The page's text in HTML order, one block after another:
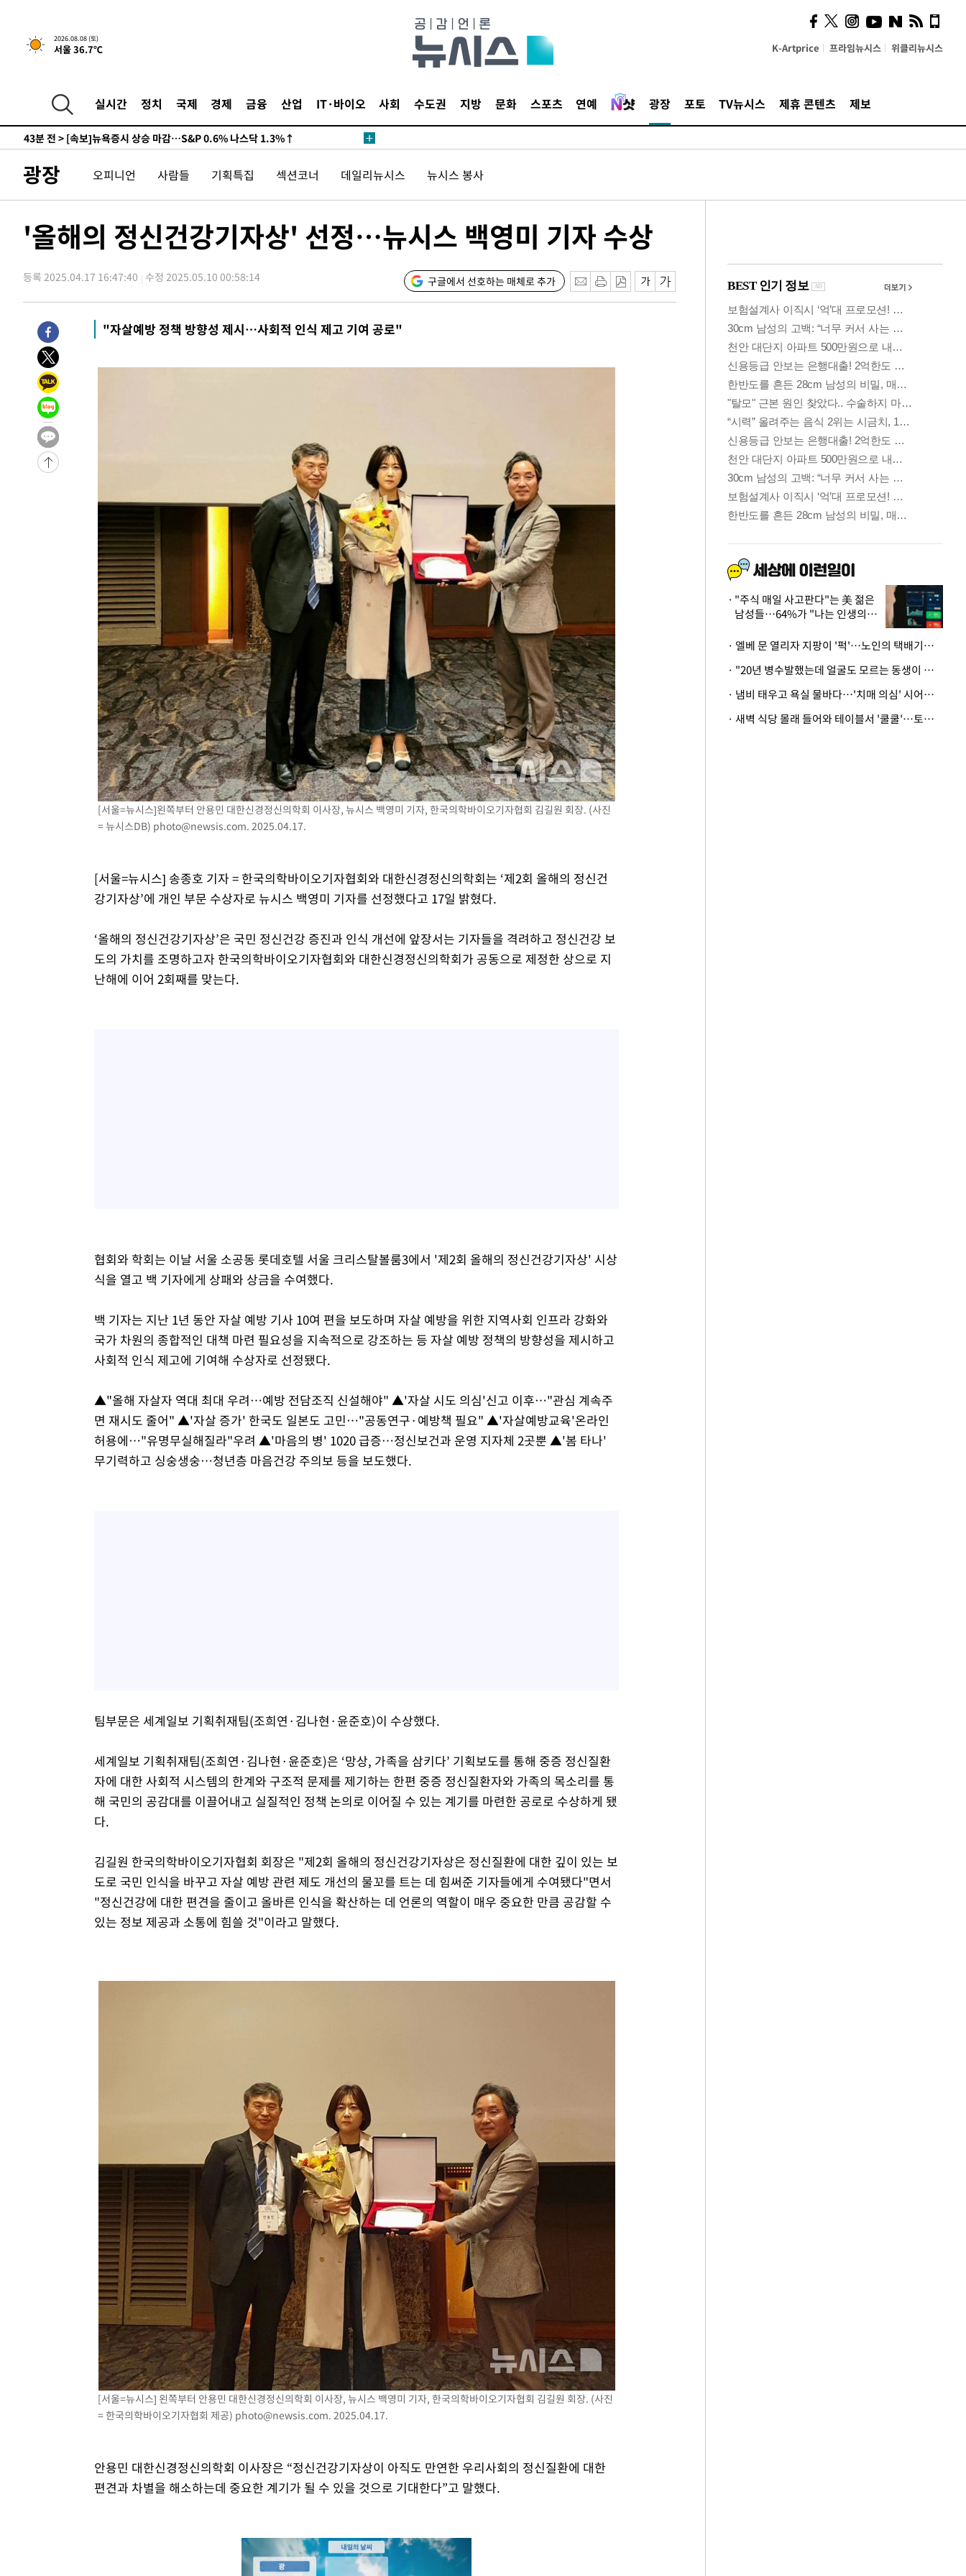
2026.08.08 (토)
서울 36.7℃ K-Artprice 프라임뉴시스 위클리뉴시스
실시간 정치 국제 경제 금융 산업 IT·바이오 사회 수도권 지방 문화 스포츠 연예 광장 포토 TV뉴시스 제휴 콘텐츠 제보
-23881초 전 >여수 오동도 해상서 모터보트 전복…1명 사망·1명 실종
-20108초 전 >극한폭염 한풀 꺾이지만…'낮 최고 35도' 무더위, 열대야 계속[다음
-15643초 전 >
[속보]'압수수색·성접대 논란' 축구협회 "실망과 걱정 안겨드려 죄
-4264초 전 >
43분 전 > [속보]뉴욕증시 상승 마감…S&P 0.6% 나스닥 1.3%↑
-26991초 전 >
선재도서 해루질 나섰다 실종 60대, 닷새 만에 숨진 채 발견
-24525초 전 >남자 농구, 나고야 아시안게임서 '홈팀' 일본과 한일전
-20128초 전 >극한폭염 한풀 꺾이지만…'낮 최고 35도' 무더위, 열대야 계속[다음
-15663초 전 >[속보]'압수수색·성접대 논란' 축구협회 "실망과 걱정 안겨드려 죄
-4284초 전 >'최고 37도' 폭염 지속…강원동해안 최대 150㎜ 비
43분 전 >
[속보]뉴욕증시 상승 마감…S&P 0.6% 나스닥 1.3%↑
광장 오피니언 사람들 기획특집 섹션코너 데일리뉴시스 뉴시스 봉사
'올해의 정신건강기자상' 선정…뉴시스 백영미 기자 수상
등록 2025.04.17 16:47:40 수정 2025.05.10 00:58:14 구글에서 선호하는 매체로 추가
"자살예방 정책 방향성 제시…사회적 인식 제고 기여 공로"
[서울=뉴시스]왼쪽부터 안용민 대한신경정신의학회 이사장, 뉴시스 백영미 기자, 한국의학바이오기자협회 김길원 회장. (사진
= 뉴시스DB) photo@newsis.com. 2025.04.17.
[서울=뉴시스] 송종호 기자 = 한국의학바이오기자협회와 대한신경정신의학회는 ‘제2회 올해의 정신건
강기자상’에 개인 부문 수상자로 뉴시스 백영미 기자를 선정했다고 17일 밝혔다.
‘올해의 정신건강기자상’은 국민 정신건강 증진과 인식 개선에 앞장서는 기자들을 격려하고 정신건강 보
도의 가치를 조명하고자 한국의학바이오기자협회와 대한신경정신의학회가 공동으로 제정한 상으로 지
난해에 이어 2회째를 맞는다.
협회와 학회는 이날 서울 소공동 롯데호텔 서울 크리스탈볼룸3에서 '제2회 올해의 정신건강기자상' 시상
식을 열고 백 기자에게 상패와 상금을 수여했다.
백 기자는 지난 1년 동안 자살 예방 기사 10여 편을 보도하며 자살 예방을 위한 지역사회 인프라 강화와
국가 차원의 종합적인 대책 마련 필요성을 지속적으로 강조하는 등 자살 예방 정책의 방향성을 제시하고
사회적 인식 제고에 기여해 수상자로 선정됐다.
▲"올해 자살자 역대 최대 우려…예방 전담조직 신설해야" ▲'자살 시도 의심'신고 이후…"관심 계속주
면 재시도 줄어" ▲'자살 증가' 한국도 일본도 고민…"공동연구·예방책 필요" ▲'자살예방교육'온라인
허용에…"유명무실해질라"우려 ▲'마음의 병' 1020 급증…정신보건과 운영 지자체 2곳뿐 ▲'봄 타나'
무기력하고 싱숭생숭…청년층 마음건강 주의보 등을 보도했다.
팀부문은 세계일보 기획취재팀(조희연·김나현·윤준호)이 수상했다.
세계일보 기획취재팀(조희연·김나현·윤준호)은 ‘망상, 가족을 삼키다’ 기획보도를 통해 중증 정신질환
자에 대한 사회적 시스템의 한계와 구조적 문제를 제기하는 한편 중증 정신질환자와 가족의 목소리를 통
해 국민의 공감대를 이끌어내고 실질적인 정책 논의로 이어질 수 있는 계기를 마련한 공로로 수상하게 됐
다.
김길원 한국의학바이오기자협회 회장은 "제2회 올해의 정신건강기자상은 정신질환에 대한 깊이 있는 보
도로 국민 인식을 바꾸고 자살 예방 관련 제도 개선의 물꼬를 트는 데 힘써준 기자들에게 수여됐다"면서
"정신건강에 대한 편견을 줄이고 올바른 인식을 확산하는 데 언론의 역할이 매우 중요한 만큼 공감할 수
있는 정보 제공과 소통에 힘쓸 것"이라고 말했다.
[서울=뉴시스] 왼쪽부터 안용민 대한신경정신의학회 이사장, 뉴시스 백영미 기자, 한국의학바이오기자협회 김길원 회장. (사진
= 한국의학바이오기자협회 제공) photo@newsis.com. 2025.04.17.
안용민 대한신경정신의학회 이사장은 “정신건강기자상이 아직도 만연한 우리사회의 정신질환에 대한
편견과 차별을 해소하는데 중요한 계기가 될 수 있을 것으로 기대한다”고 말했다.
사이 해답 찾았죠"…알을
깨고 나온 '초자아'
"주식 매일 사고판다"는 美 젊은
남성들…64%가 "나는 인생의
· 엘베 문 열리자 지팡이 '퍽'…노인의 택배기사 폭행 이유
· "20년 병수발했는데 얼굴도 모르는 동생이 유산 절반을"…배다른 형제 상속권 있을까
· 냄비 태우고 욕실 물바다…'치매 의심' 시어머니 검사 권유했다가 '날벼락'
· 새벽 식당 몰래 들어와 테이블서 '쿨쿨'…토사물 남기고 사라진 남성